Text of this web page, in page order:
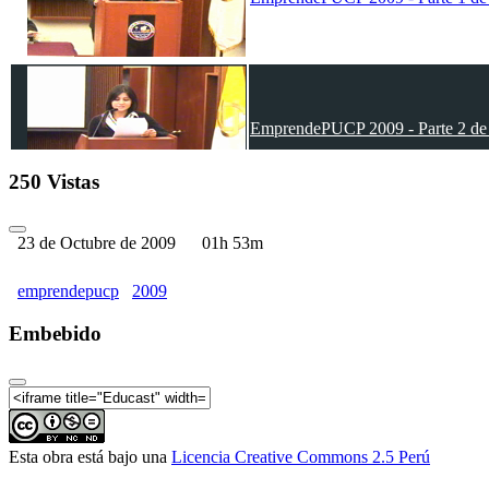
EmprendePUCP 2009 - Parte 2
250 Vistas
23 de Octubre de 2009 01h 53m
emprendepucp 2009
Embebido
Esta obra está bajo una Licencia Creative Commons 2.5 Perú